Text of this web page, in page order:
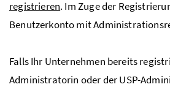
registrieren. Im Zuge der
Benutzerkonto mit
Falls Ihr Unternehmen bereits
Administratorin oder derUSP-